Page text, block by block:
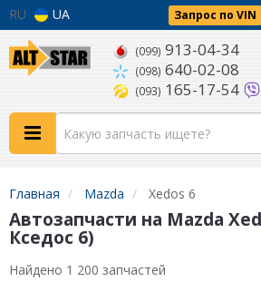
RU UA Запрос по VIN
(099) 913-04-34
(098) 640-02-08
(093) 165-17-54
Главная Mazda Xedos 6
Автозапчасти на Mazda
Кседос 6)
Найдено 1 200 запчастей